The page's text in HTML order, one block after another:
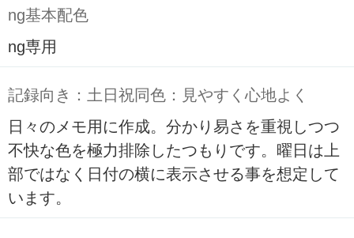
ng基本配色
ng専用
記録向き：土日祝同色：見やすく心地よく
日々のメモ用に作成。分かり易さを重視しつつ
不快な色を極力排除したつもりです。曜日は上
部ではなく日付の横に表示させる事を想定して
います。